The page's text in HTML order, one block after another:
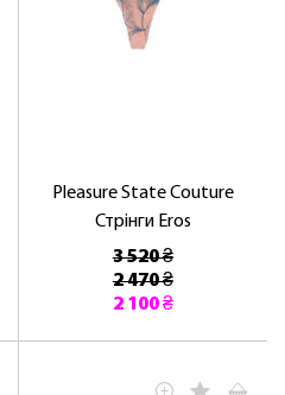
Pleasure State Couture
Стрінги Eros
3 520 ₴
2 470 ₴
2 100 ₴